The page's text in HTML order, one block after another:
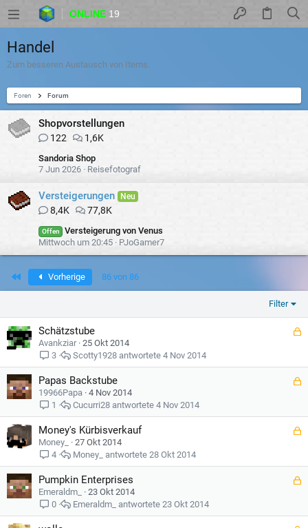
ONLINE 19
Handel
Zum besseren Austausch von Items.
Foren Forum
Shopvorstellungen
122 1,6K
Sandoria Shop
7 Jun 2026
Reisefotograf
Versteigerungen Neu
8,4K 77,8K
Offen
Versteigerung von Venus
Mittwoch um 20:45
PJoGamer7
Erste Vorherige 86 von 86
Filter
G
p
e
t
Schätzstube
Avankziar 25 Okt 2014
3
4 Nov 2014
Scotty1928
G
p
e
t
Papas Backstube
19966Papa 4 Nov 2014
1
4 Nov 2014
Cucurri28
G
p
e
t
Money's Kürbisverkauf
Money_
27 Okt 2014
4
28 Okt 2014
Money_
G
p
Pumpkin Enterprises
Emeraldm_
23 Okt 2014
0
23 Okt 2014
Emeraldm_